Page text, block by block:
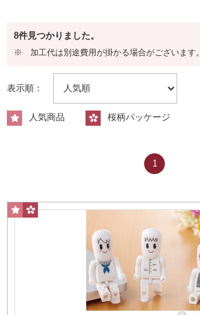
8GB
16GB
8件見つかりました。
※ 加工代は別途費用が掛かる場合がございます。
表示順：
人気商品 桜柄パッケージ
1